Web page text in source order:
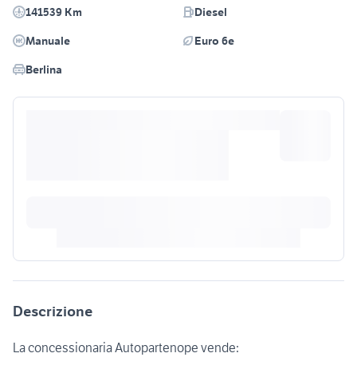
141539 Km
Diesel
Manuale
Euro 6e
Berlina
Descrizione
La concessionaria Autopartenope vende: